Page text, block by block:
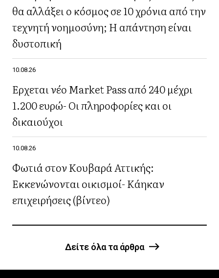
θα αλλάξει ο κόσμος σε 10 χρόνια από την
τεχνητή νοημοσύνη; Η απάντηση είναι
δυστοπική
10.08.26
Έρχεται νέο Market Pass από 240 μέχρι
1.200 ευρώ- Οι πληροφορίες και οι
δικαιούχοι
10.08.26
Φωτιά στον Κουβαρά Αττικής:
Εκκενώνονται οικισμοί- Κάηκαν
επιχειρήσεις (βίντεο)
Δείτε όλα τα άρθρα